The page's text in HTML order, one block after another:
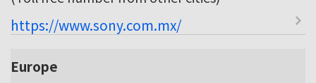
https://www.sony.com.mx/
Europe